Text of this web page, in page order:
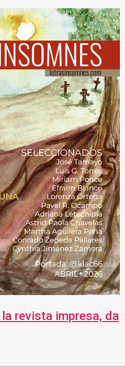
revista impresa, da